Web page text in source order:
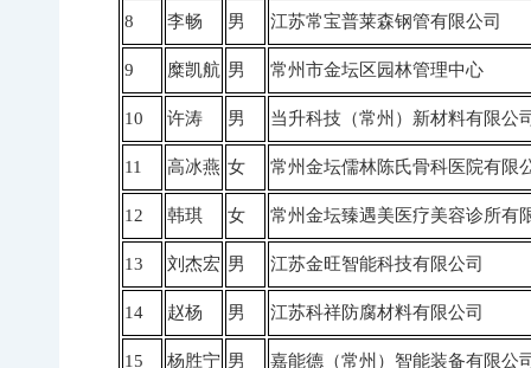
8 李畅 男 江苏常宝普莱森钢管有限公司
9 糜凯航 男 常州市金坛区园林管理中心
10 许涛 男 当升科技（常州）新材料有限公
11 高冰燕 女 常州金坛儒林陈氏骨科医院有限
12 韩琪 女 常州金坛臻遇美医疗美容诊所有
13 刘杰宏 男 江苏金旺智能科技有限公司
14 赵杨 男 江苏科祥防腐材料有限公司
15 杨胜宁 男 嘉能德（常州）智能装备有限公